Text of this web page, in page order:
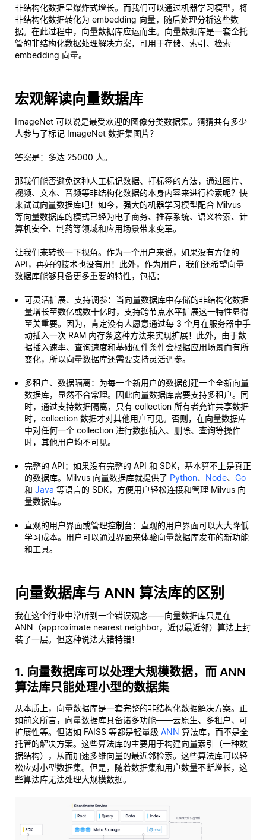
非结构化数据呈爆炸式增长。而我们可以通过机器学习模型，将
非结构化数据转化为 embedding 向量，随后处理分析这些数
据。在此过程中，向量数据库应运而生。向量数据库是一套全托
管的非结构化数据处理解决方案，可用于存储、索引、检索
embedding 向量。
宏观解读向量数据库
ImageNet 可以说是最受欢迎的图像分类数据集。猜猜共有多少
人参与了标记 ImageNet 数据集图片？
答案是：多达 25000 人。
那我们能否避免这种人工标记数据、打标签的方法，通过图片、
视频、文本、音频等非结构化数据的本身内容来进行检索呢？快
来试试向量数据库吧！如今，强大的机器学习模型配合 Milvus
等向量数据库的模式已经为电子商务、推荐系统、语义检索、计
算机安全、制药等领域和应用场景带来变革。
让我们来转换一下视角。作为一个用户来说，如果没有方便的
API，再好的技术也没有用！此外，作为用户，我们还希望向量
数据库能够具备更多重要的特性，包括：
可灵活扩展、支持调参：当向量数据库中存储的非结构化数据
量增长至数亿或数十亿时，支持跨节点水平扩展这一特性显得
至关重要。因为，肯定没有人愿意通过每 3 个月在服务器中手
动插入一次 RAM 内存条这种方法来实现扩展！此外，由于数
据插入速率、查询速度和基础硬件条件会根据应用场景而有所
变化，所以向量数据库还需要支持灵活调参。
多租户、数据隔离：为每一个新用户的数据创建一个全新向量
数据库，显然不合常理。因此向量数据库需要支持多租户。同
时，通过支持数据隔离，只有 collection 所有者允许共享数据
时，collection 数据才对其他用户可见。否则，在向量数据库
中对任何一个 collection 进行数据插入、删除、查询等操作
时，其他用户均不可见。
完整的 API：如果没有完整的 API 和 SDK，基本算不上是真正
的数据库。Milvus 向量数据库就提供了 Python、 Node、 Go
和 Java 等语言的 SDK，方便用户轻松连接和管理 Milvus 向
量数据库。
直观的用户界面或管理控制台：直观的用户界面可以大大降低
学习成本。用户可以通过界面来体验向量数据库发布的新功能
和工具。
向量数据库与 ANN 算法库的区别
我在这个行业中常听到一个错误观念——向量数据库只是在
ANN（approximate nearest neighbor，近似最近邻）算法上封
装了一层。但这种说法大错特错！
1. 向量数据库可以处理大规模数据，而 ANN
算法库只能处理小型的数据集
从本质上，向量数据库是一套完整的非结构化数据解决方案。正
如前文所言，向量数据库具备诸多功能——云原生、多租户、可
扩展性等。但诸如 FAISS 等都是轻量级 ANN 算法库，而不是全
托管的解决方案。这些算法库的主要用于构建向量索引（一种数
据结构），从而加速多维向量的最近邻检索。这些算法库可以轻
松应对小型数据集。但是，随着数据集和用户数量不断增长，这
些算法库无法处理大规模数据。